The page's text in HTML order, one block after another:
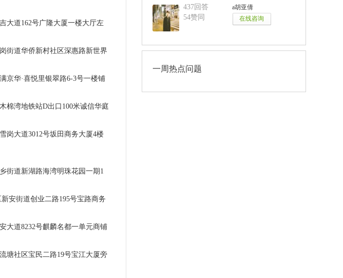
大道162号广隆大厦一楼大厅左
街道华侨新村社区深惠路新世界
京华·喜悦里银翠路6-3号一楼铺
棉湾地铁站D出口100米诚信华庭
岗大道3012号坂田商务大厦4楼
街道新湖路海湾明珠花园一期1
安街道创业二路195号宝路商务
大道8232号麒麟名都一单元商铺
塘社区宝民二路19号宝江大厦旁
a胡亚倩
437回答
54赞同
一周热点问题